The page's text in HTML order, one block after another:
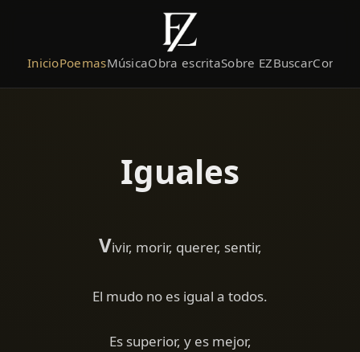
InicioPoemasMúsicaObra escritaSobre EZBuscar
Iguales
Vivir, morir, querer, sentir,
El mudo no es igual a todos.
Es superior, y es mejor,